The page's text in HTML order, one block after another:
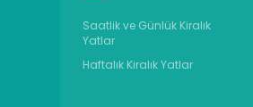
Saatlik ve Günlük Kiralık
Yatlar
Haftalık Kiralık Yatlar